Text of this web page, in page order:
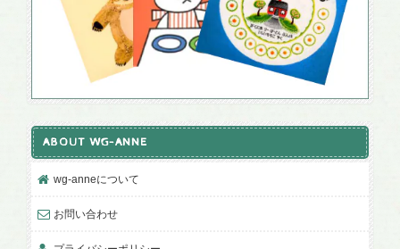
ABOUT WG-ANNE
wg-anneについて
お問い合わせ